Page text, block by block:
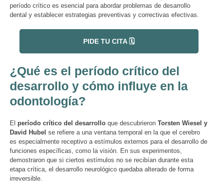
período crítico es esencial para abordar problemas de desarrollo
dental y establecer estrategias preventivas y correctivas efectivas.
PIDE TU CITA 🗓️
¿Qué es el período crítico del
desarrollo y cómo influye en la
odontología?
El período crítico del desarrollo que descubrieron Torsten Wiesel y
David Hubel se refiere a una ventana temporal en la que el cerebro
es especialmente receptivo a estímulos externos para el desarrollo de
funciones específicas, como la visión. En sus experimentos,
demostraron que si ciertos estímulos no se recibían durante esta
etapa crítica, el desarrollo neurológico quedaba alterado de forma
irreversible.